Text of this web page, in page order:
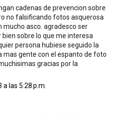
cadenas de prevencion sobre
no falsificando fotos asquerosa
mucho asco. agradesco ser
bien sobre lo que me interesa
persona hubiese seguido la
mas gente con el espanto de foto
gracias por la
las 5:28 p.m.